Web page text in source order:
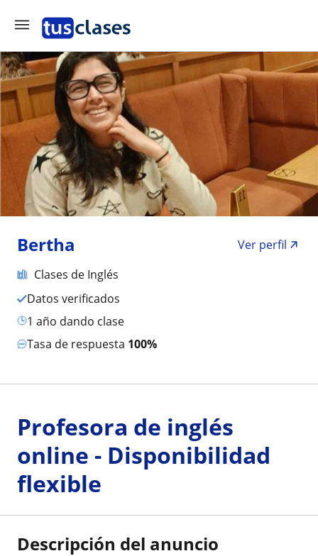
Bertha
Ver perfil
Clases de Inglés
Datos verificados
1 año dando clase
Tasa de respuesta 100%
Profesora de inglés
online - Disponibilidad
flexible
Descripción del anuncio